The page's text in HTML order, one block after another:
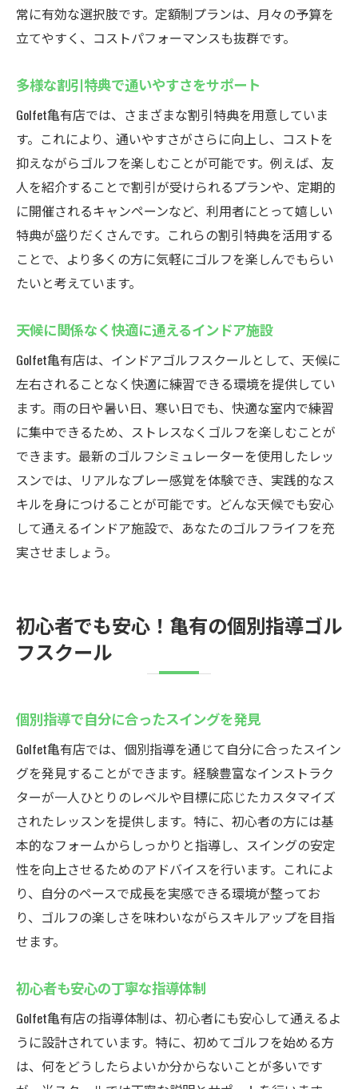
常に有効な選択肢です。定額制プランは、月々の予算を
立てやすく、コストパフォーマンスも抜群です。
多様な割引特典で通いやすさをサポート
Golfet亀有店では、さまざまな割引特典を用意していま
す。これにより、通いやすさがさらに向上し、コストを
抑えながらゴルフを楽しむことが可能です。例えば、友
人を紹介することで割引が受けられるプランや、定期的
に開催されるキャンペーンなど、利用者にとって嬉しい
特典が盛りだくさんです。これらの割引特典を活用する
ことで、より多くの方に気軽にゴルフを楽しんでもらい
たいと考えています。
天候に関係なく快適に通えるインドア施設
Golfet亀有店は、インドアゴルフスクールとして、天候に
左右されることなく快適に練習できる環境を提供してい
ます。雨の日や暑い日、寒い日でも、快適な室内で練習
に集中できるため、ストレスなくゴルフを楽しむことが
できます。最新のゴルフシミュレーターを使用したレッ
スンでは、リアルなプレー感覚を体験でき、実践的なス
キルを身につけることが可能です。どんな天候でも安心
して通えるインドア施設で、あなたのゴルフライフを充
実させましょう。
初心者でも安心！亀有の個別指導ゴル
フスクール
個別指導で自分に合ったスイングを発見
Golfet亀有店では、個別指導を通じて自分に合ったスイン
グを発見することができます。経験豊富なインストラク
ターが一人ひとりのレベルや目標に応じたカスタマイズ
されたレッスンを提供します。特に、初心者の方には基
本的なフォームからしっかりと指導し、スイングの安定
性を向上させるためのアドバイスを行います。これによ
り、自分のペースで成長を実感できる環境が整ってお
り、ゴルフの楽しさを味わいながらスキルアップを目指
せます。
初心者も安心の丁寧な指導体制
Golfet亀有店の指導体制は、初心者にも安心して通えるよ
うに設計されています。特に、初めてゴルフを始める方
は、何をどうしたらよいか分からないことが多いです